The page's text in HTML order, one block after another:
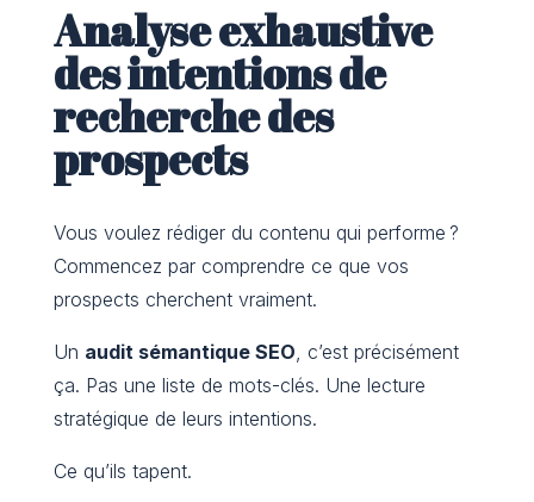
Analyse exhaustive
des intentions de
recherche des
prospects
Vous voulez rédiger du contenu qui performe ?
Commencez par comprendre ce que vos
prospects cherchent vraiment.
Un audit sémantique SEO, c’est précisément
ça. Pas une liste de mots-clés. Une lecture
stratégique de leurs intentions.
Ce qu’ils tapent.